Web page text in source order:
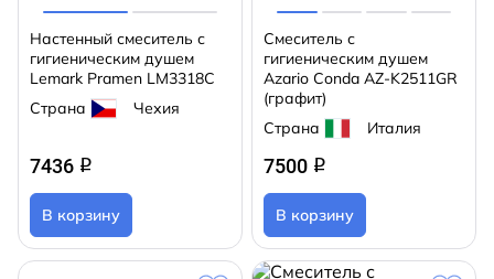
Настенный смеситель с
гигиеническим душем
Lemark Pramen LM3318C
Страна
Чехия
7436 q
В корзину
Смеситель с
гигиеническим душем
Azario Conda AZ-K2511GR
(графит)
Страна
Италия
7500 q
В корзину